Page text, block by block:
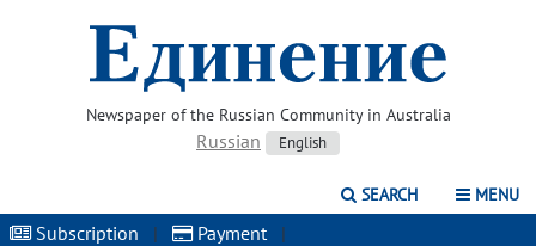
Newspaper of the Russian Community in Australia
Russian English
SEARCH MENU
Subscription | Payment |